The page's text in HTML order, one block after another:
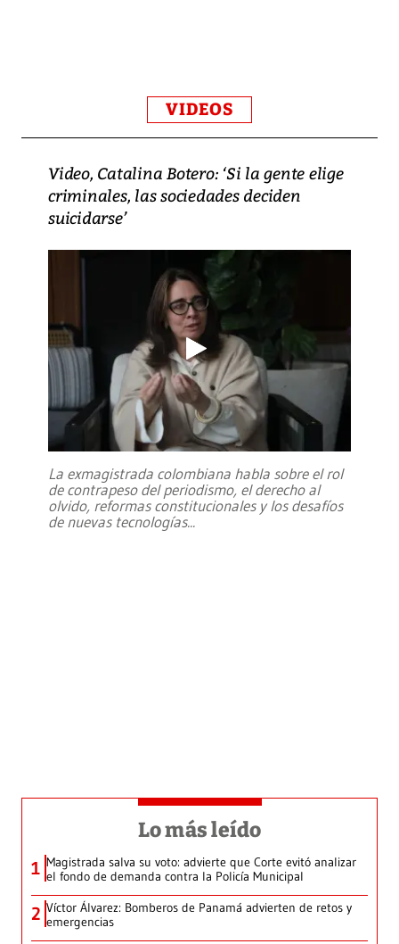
VIDEOS
Video, Catalina Botero: ‘Si la gente elige
criminales, las sociedades deciden
suicidarse’
La exmagistrada colombiana habla sobre el rol
de contrapeso del periodismo, el derecho al
olvido, reformas constitucionales y los desafíos
de nuevas tecnologías...
Lo más leído
1 Magistrada salva su voto: advierte que Corte evitó analizar
el fondo de demanda contra la Policía Municipal
2 Víctor Álvarez: Bomberos de Panamá advierten de retos y
emergencias